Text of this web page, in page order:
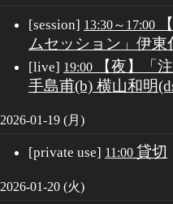
[session] 13:30～17:00
ムセッション」伊東
[live] 19:00 【夜】「
手島甫(b) 横山和明
2026-01-19 (月)
[private use] 11:00 貸切
2026-01-20 (火)